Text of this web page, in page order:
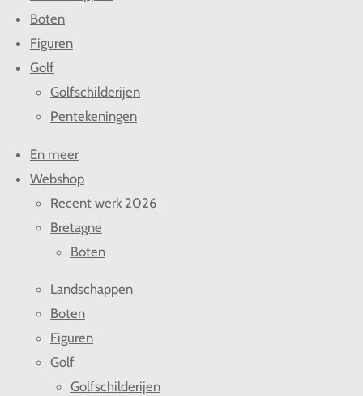
Boten
Figuren
Golf
Golfschilderijen
Pentekeningen
En meer
Webshop
Recent werk 2026
Bretagne
Boten
Landschappen
Boten
Figuren
Golf
Golfschilderijen